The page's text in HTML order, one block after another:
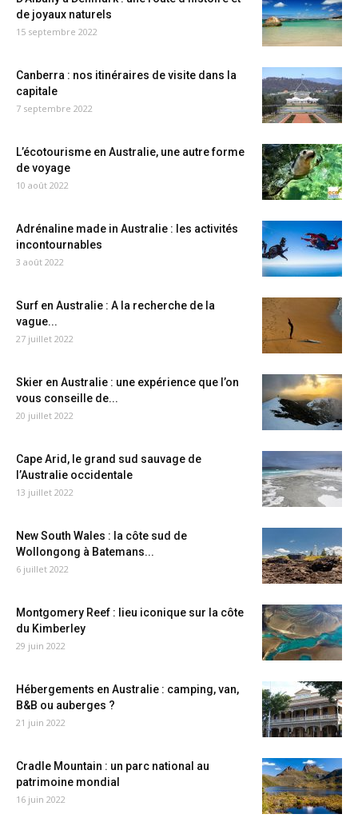
de joyaux naturels
15 septembre 2022
Canberra : nos itinéraires de visite dans la
capitale
7 septembre 2022
L’écotourisme en Australie, une autre forme
de voyage
10 août 2022
Adrénaline made in Australie : les activités
incontournables
3 août 2022
Surf en Australie : A la recherche de la
vague...
27 juillet 2022
Skier en Australie : une expérience que l’on
vous conseille de...
20 juillet 2022
Cape Arid, le grand sud sauvage de
l’Australie occidentale
13 juillet 2022
New South Wales : la côte sud de
Wollongong à Batemans...
6 juillet 2022
Montgomery Reef : lieu iconique sur la côte
du Kimberley
29 juin 2022
Hébergements en Australie : camping, van,
B&B ou auberges ?
21 juin 2022
Cradle Mountain : un parc national au
patrimoine mondial
16 juin 2022